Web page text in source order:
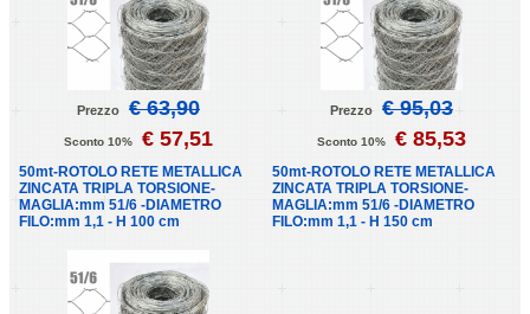
Prezzo € 63,90
Sconto 10% € 57,51
50mt-ROTOLO RETE METALLICA
ZINCATA TRIPLA TORSIONE-
MAGLIA:mm 51/6 -DIAMETRO
FILO:mm 1,1 - H 100 cm
Prezzo € 95,03
Sconto 10% € 85,53
50mt-ROTOLO RETE METALLICA
ZINCATA TRIPLA TORSIONE-
MAGLIA:mm 51/6 -DIAMETRO
FILO:mm 1,1 - H 150 cm